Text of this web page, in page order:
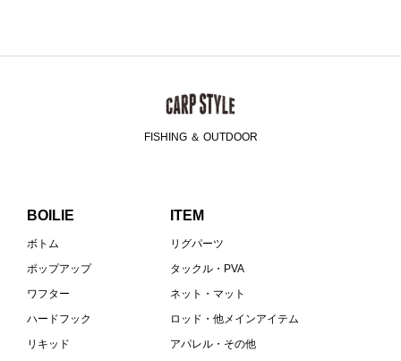
FISHING ＆ OUTDOOR
BOILIE
ボトム
ポップアップ
ワフター
ハードフック
リキッド
ITEM
リグパーツ
タックル・PVA
ネット・マット
ロッド・他メインアイテム
アパレル・その他